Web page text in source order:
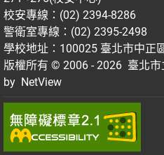
校安專線：(02) 2394-8286
警衛室專線：(02) 2395-2498
學校地址：100025 臺北市中正
版權所有 © 2006 - 2026 臺北
by NetView